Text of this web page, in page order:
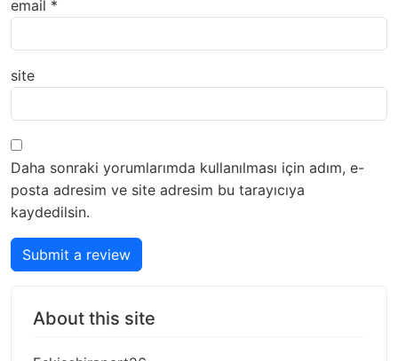
email *
site
Daha sonraki yorumlarımda kullanılması için adım, e-
posta adresim ve site adresim bu tarayıcıya
kaydedilsin.
Submit a review
About this site